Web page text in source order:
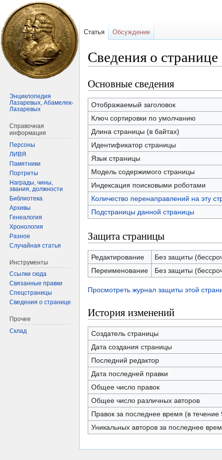
Сведения о
Перейти
к
навигации
Перейти
к
поиску
Основные сведения
Отображаемый заголовок
Ключ сортировки по умолчанию
Длина страницы (в байтах)
Идентификатор страницы
Язык страницы
Модель содержимого страницы
Индексация поисковыми роботами
Количество перенаправлений на эту
Подстраницы данной страницы
Защита страницы
Редактирование
Без защиты
Переименование
Без защиты
Просмотреть журнал защиты этой
История изменений
Создатель страницы
Дата создания страницы
Последний редактор
Дата последней правки
Общее число правок
Общее число различных авторов
Правок за последнее время (в течение
Уникальных авторов за последнее
Статья Обсуждение
Энциклопедия
Лазаревых, Абамелек-
Лазаревых
Справочная
информация
Персоны
ЛИВЯ
Памятники
Портреты
Награды, чины,
звания, должности
Библиотека
Архивы
Генеалогия
Хронология
Разное
Случайная статья
Инструменты
Ссылки сюда
Связанные правки
Спецстраницы
Сведения о странице
Прочее
Склад